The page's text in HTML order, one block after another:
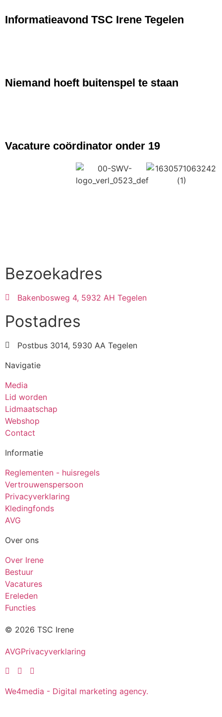
Informatieavond TSC Irene Tegelen
Niemand hoeft buitenspel te staan
Vacature coördinator onder 19
Bezoekadres
Bakenbosweg 4, 5932 AH Tegelen
Postadres
Postbus 3014, 5930 AA Tegelen
Navigatie
Media
Lid worden
Lidmaatschap
Webshop
Contact
Informatie
Reglementen - huisregels
Vertrouwenspersoon
Privacyverklaring
Kledingfonds
AVG
Over ons
Over Irene
Bestuur
Vacatures
Ereleden
Functies
© 2026 TSC Irene
AVGPrivacyverklaring
We4media - Digital marketing agency.